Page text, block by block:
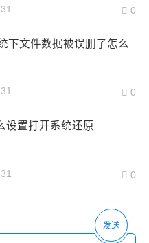
0
下文件数据被误删了怎么
0
设置打开系统还原
0
发送